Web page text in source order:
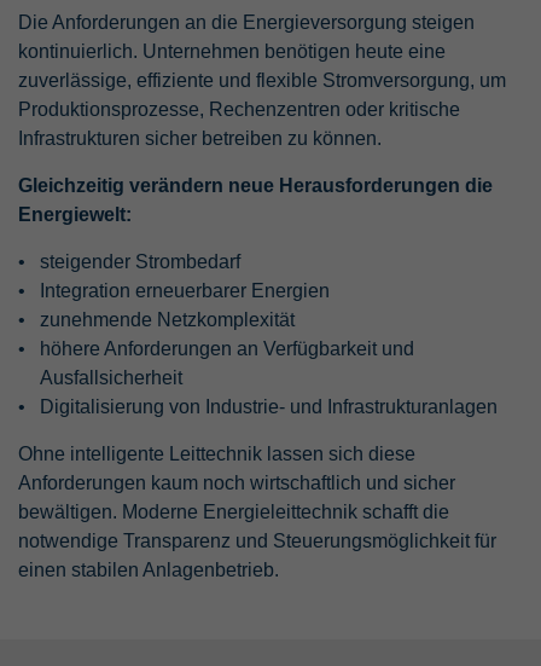
Die Anforderungen an die Energieversorgung steigen
kontinuierlich. Unternehmen benötigen heute eine
zuverlässige, effiziente und flexible Stromversorgung, um
Produktionsprozesse, Rechenzentren oder kritische
Infrastrukturen sicher betreiben zu können.
Gleichzeitig verändern neue Herausforderungen die
Energiewelt:
steigender Strombedarf
Integration erneuerbarer Energien
zunehmende Netzkomplexität
höhere Anforderungen an Verfügbarkeit und
Ausfallsicherheit
Digitalisierung von Industrie- und Infrastrukturanlagen
Ohne intelligente Leittechnik lassen sich diese
Anforderungen kaum noch wirtschaftlich und sicher
bewältigen. Moderne Energieleittechnik schafft die
notwendige Transparenz und Steuerungsmöglichkeit für
einen stabilen Anlagenbetrieb.
Zweck
registriert eine eindeutige ID auf mobilen
Geräten, um Tracking basierend auf dem
geografischen GPS-Standort zu
ermöglichen.